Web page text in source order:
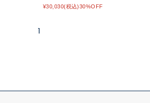
¥30,030(税込)30%OFF
1